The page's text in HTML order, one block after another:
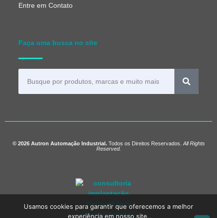
Entre em Contato
Faça uma busca no site
© 2026 Autron Automação Industrial.Todos os Direitos Reservados. All Rights
Reserved.
Usamos cookies para garantir que oferecemos a melhor
experiência em nosso site.